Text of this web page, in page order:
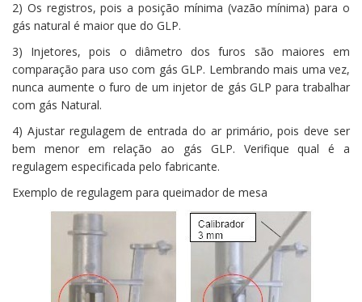
2) Os registros, pois a posição mínima (vazão mínima) para o
gás natural é maior que do GLP.
3) Injetores, pois o diâmetro dos furos são maiores em
comparação para uso com gás GLP. Lembrando mais uma vez,
nunca aumente o furo de um injetor de gás GLP para trabalhar
com gás Natural.
4) Ajustar regulagem de entrada do ar primário, pois deve ser
bem menor em relação ao gás GLP. Verifique qual é a
regulagem especificada pelo fabricante.
Exemplo de regulagem para queimador de mesa